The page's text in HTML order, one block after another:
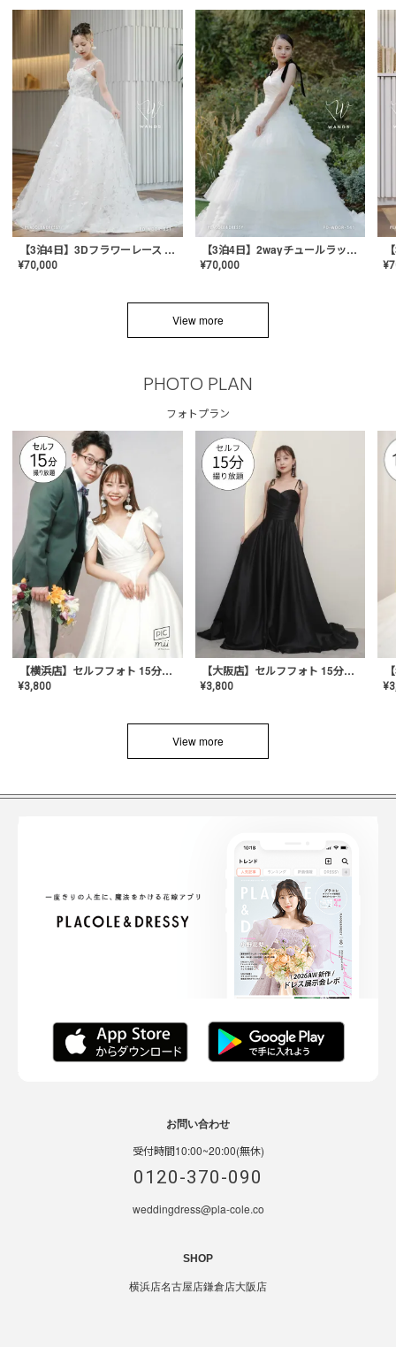
【3泊4日】3Dフラワーレース ドレス〈PD-WDOR-331〉
¥70,000
【3泊4日】2wayチュールラッフルドレス〈PD-WDOR-341RTL〉
¥70,000 ¥
View more
PHOTO PLAN
フォトプラン
【横浜店】セルフフォト 15分撮り放題プラン
¥3,800
【大阪店】セルフフォト 15分撮り放題プラン
¥3,800 ¥
View more
お問い合わせ
受付時間10:00~20:00(無休)
0120-370-090
weddingdress@pla-cole.co
SHOP
横浜店名古屋店鎌倉店大阪店